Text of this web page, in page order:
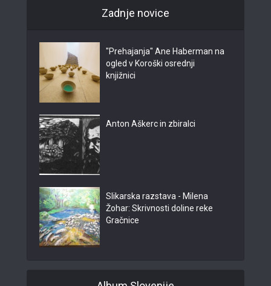
Zadnje novice
"Prehajanja" Ane Haberman na
ogled v Koroški osrednji
knjižnici
Anton Aškerc in zbiralci
Slikarska razstava - Milena
Žohar: Skrivnosti doline reke
Gračnice